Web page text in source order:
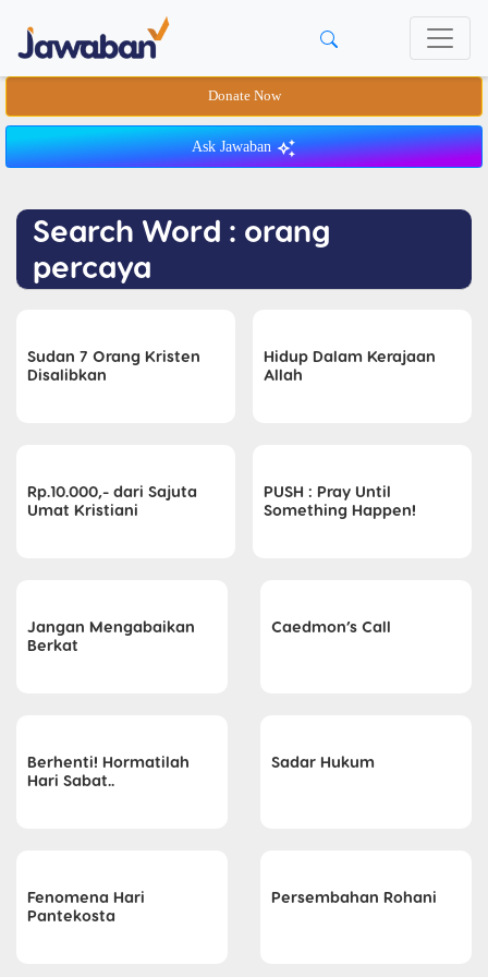
Donate Now
Ask Jawaban
Search Word : orang
percaya
Sudan 7 Orang Kristen
Disalibkan
Hidup Dalam Kerajaan
Allah
Rp.10.000,- dari Sajuta
Umat Kristiani
PUSH : Pray Until
Something Happen!
Jangan Mengabaikan
Berkat
Caedmon’s Call
Berhenti! Hormatilah
Hari Sabat..
Sadar Hukum
Fenomena Hari
Pantekosta
Persembahan Rohani